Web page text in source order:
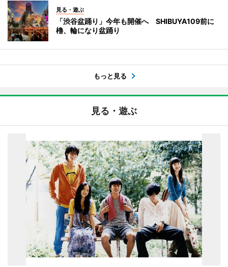
見る・遊ぶ
「渋谷盆踊り」今年も開催へ SHIBUYA109前に
櫓、輪になり盆踊り
もっと見る
見る・遊ぶ